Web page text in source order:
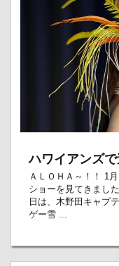
ハワイアンズで
ＡＬＯＨＡ～！！ 1
ショーを見てきまし
日は、木野田キャプ
ゲー雪 ...